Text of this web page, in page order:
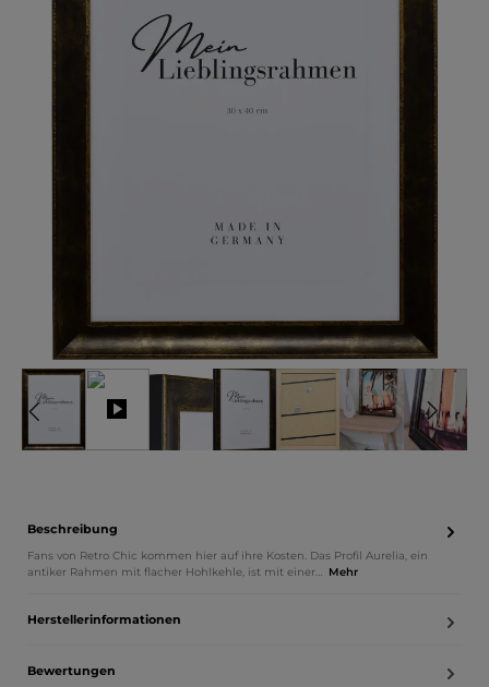
Beschreibung
Fans von Retro Chic kommen hier auf ihre Kosten. Das Profil Aurelia, ein
antiker Rahmen mit flacher Hohlkehle, ist mit einer… Mehr
Herstellerinformationen
Bewertungen